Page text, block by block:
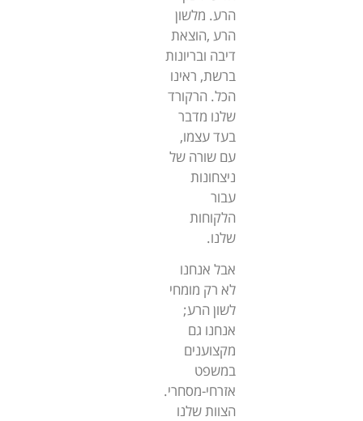
הרע. מלשון
הרע ,הוצאת
דיבה ובריונות
ברשת, ראינו
הכל. הרקורד
שלנו מדבר
בעד עצמו,
עם שורה של
ניצחונות
עבור
הלקוחות
שלנו.
אבל אנחנו
לא רק מומחי
לשון הרע;
אנחנו גם
מקצוענים
במשפט
אזרחי-מסחרי.
הצוות שלנו